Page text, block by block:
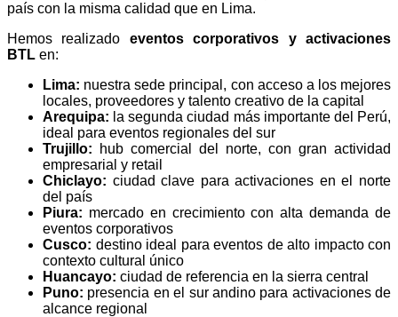
país con la misma calidad que en Lima.
Hemos realizado eventos corporativos y activaciones
BTL en:
Lima: nuestra sede principal, con acceso a los mejores
locales, proveedores y talento creativo de la capital
Arequipa: la segunda ciudad más importante del Perú,
ideal para eventos regionales del sur
Trujillo: hub comercial del norte, con gran actividad
empresarial y retail
Chiclayo: ciudad clave para activaciones en el norte
del país
Piura: mercado en crecimiento con alta demanda de
eventos corporativos
Cusco: destino ideal para eventos de alto impacto con
contexto cultural único
Huancayo: ciudad de referencia en la sierra central
Puno: presencia en el sur andino para activaciones de
alcance regional